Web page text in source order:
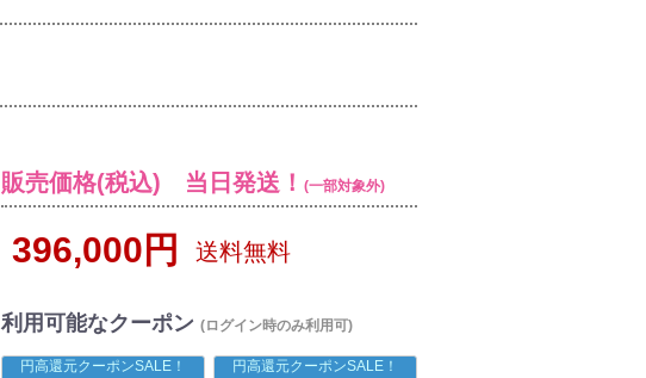
販売価格(税込) 当日発送！ (一部対象外)
396,000円 送料無料
利用可能なクーポン (ログイン時のみ利用可)
円高還元クーポンSALE！ 円高還元クーポンSALE！